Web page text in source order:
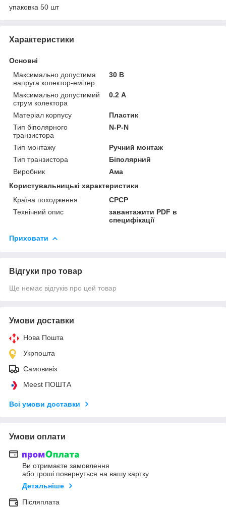
упаковка 50 шт
Характеристики
Основні
Максимально допустима
напруга колектор-емітер
30 В
Максимально допустимий
струм колектора
0.2 А
Матеріал корпусу
Пластик
Тип біполярного
транзистора
N-P-N
Тип монтажу
Ручний монтаж
Тип транзистора
Біполярний
Виробник
Ама
Користувальницькі характеристики
Країна походження
СРСР
Технічний опис
завантажити PDF в
специфікації
Приховати
Відгуки про товар
Ще немає відгуків про цей товар
Умови доставки
Нова Пошта
Укрпошта
Самовивіз
Meest ПОШТА
Всі умови доставки
Умови оплати
Ви отримаєте замовлення
або гроші повернуться на вашу картку
Детальніше
Післяплата